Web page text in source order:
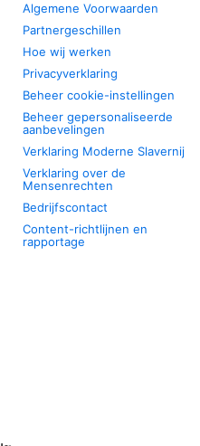
Algemene Voorwaarden
Partnergeschillen
Hoe wij werken
Privacyverklaring
Beheer cookie-instellingen
Beheer gepersonaliseerde
aanbevelingen
Verklaring Moderne Slavernij
Verklaring over de
Mensenrechten
Bedrijfscontact
Content-richtlijnen en
rapportage